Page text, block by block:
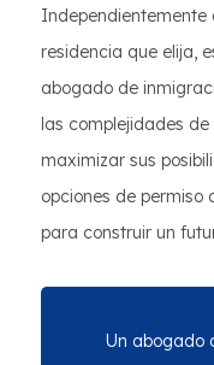
Independientemente
residencia que elija,
abogado de
las complejidades
maximizar sus
opciones de permiso
para construir un
Un abogado